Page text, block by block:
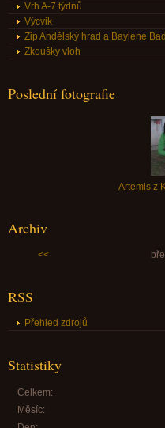
Vrh A-7 týdnů
Výcvik
Zip Andělský hrad a Baylene
Zkoušky vloh
Poslední fotografie
Artemis z
Archiv
<<
RSS
Přehled zdrojů
Statistiky
Celkem:
Měsíc: